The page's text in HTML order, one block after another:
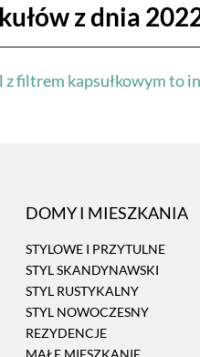
z dnia
z filtrem kapsułkowym to
DOMY I MIESZKANIA
STYLOWE I PRZYTULNE
STYL SKANDYNAWSKI
STYL RUSTYKALNY
STYL NOWOCZESNY
REZYDENCJE
MAŁE MIESZKANIE